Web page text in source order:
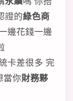
證的綠色商
邊花錢一邊
卡差很多 完
當你財務夥